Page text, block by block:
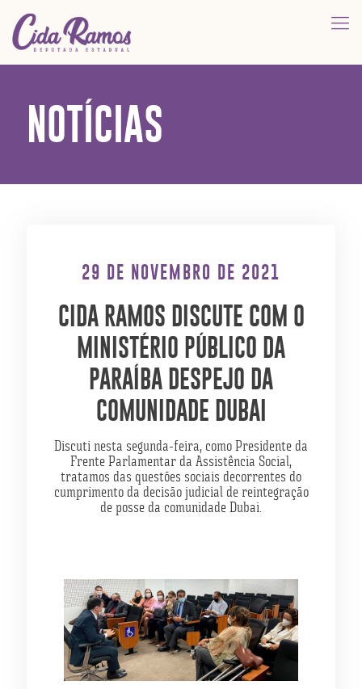
NOTÍCIAS
29 DE NOVEMBRO DE 2021
CIDA RAMOS DISCUTE COM O
MINISTÉRIO PÚBLICO DA
PARAÍBA DESPEJO DA
COMUNIDADE DUBAI
Discuti nesta segunda-feira, como Presidente da
Frente Parlamentar da Assistência Social,
tratamos das questões sociais decorrentes do
cumprimento da decisão judicial de reintegração
de posse da comunidade Dubai.